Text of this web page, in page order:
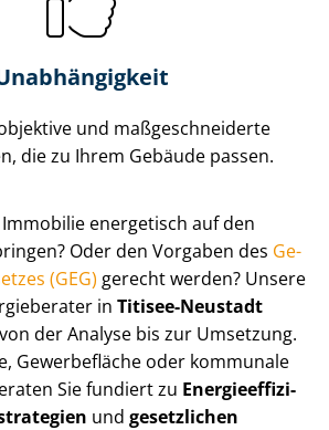
und maß­ge­schnei­der­te
die zu Ihrem Gebäude passen.
energetisch auf den
Oder den Vorgaben des Ge­
(GEG) gerecht werden? Unsere
in Titisee-Neustadt
der Analyse bis zur Umsetzung.
Gewerbefläche oder kommunale
Sie fundiert zu En­er­gie­ef­fi­zi­
und gesetzlichen